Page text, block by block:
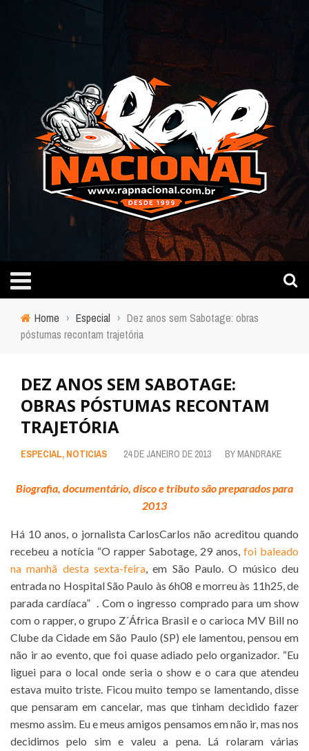
Home › Especial › Dez anos sem Sabotage: obras
póstumas recontam trajetória
DEZ ANOS SEM SABOTAGE:
OBRAS PÓSTUMAS RECONTAM
TRAJETÓRIA
ESPECIAL, NOTICIAS 24 DE JANEIRO DE 2013 BY MANDRAKE
Biografia, documentário, disco e tributo são preparados para
2013
Há 10 anos, o jornalista CarlosCarlos não acreditou quando
recebeu a notícia “O rapper Sabotage, 29 anos, foi baleado
na manhã desta sexta-feira, em São Paulo. O músico deu
entrada no Hospital São Paulo às 6h08 e morreu às 11h25, de
parada cardíaca” . Com o ingresso comprado para um show
com o rapper, o grupo Z´África Brasil e o carioca MV Bill no
Clube da Cidade em São Paulo (SP) ele lamentou, pensou em
não ir ao evento, que foi quase adiado pelo organizador. “Eu
liguei para o local onde seria o show e o cara que atendeu
estava muito triste. Ficou muito tempo se lamentando, disse
que pensaram em cancelar, mas que tinham decidido fazer
mesmo assim. Eu e meus amigos pensamos em não ir, mas nos
decidimos pelo sim e valeu a pena. Lá rolaram várias